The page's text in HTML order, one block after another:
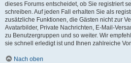
dieses Forums entscheidet, ob Sie registriert
schreiben. Auf jeden Fall erhalten Sie als
zusätzliche Funktionen, die Gästen nicht zur
Avatarbilder, Private Nachrichten, E-Mail-
zu Benutzergruppen und so weiter. Wir
sie schnell erledigt ist und Ihnen zahlreiche
Nach oben